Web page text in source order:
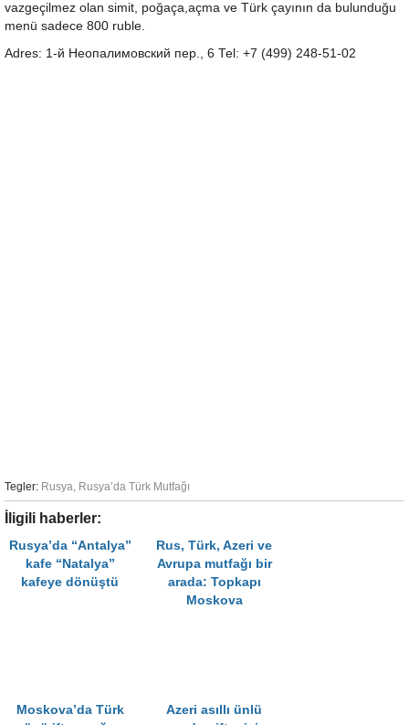
vazgeçilmez olan simit, poğaça,açma ve Türk çayının da bulunduğu
menü sadece 800 ruble.
Adres: 1-й Неопалимовский пер., 6 Tel: +7 (499) 248-51-02
Tegler: Rusya, Rusya’da Türk Mutfağı
İligili haberler:
Rusya’da “Antalya”
kafe “Natalya”
kafeye dönüştü
Rus, Türk, Azeri ve
Avrupa mutfağı bir
arada: Topkapı
Moskova
Moskova’da Türk
Azeri asıllı ünlü